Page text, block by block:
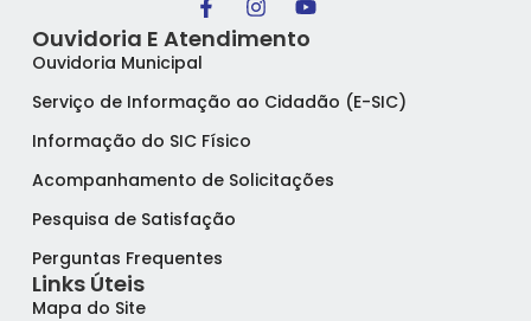
Ouvidoria E Atendimento
Ouvidoria Municipal
Serviço de Informação ao Cidadão (E-SIC)
Informação do SIC Físico
Acompanhamento de Solicitações
Pesquisa de Satisfação
Perguntas Frequentes
Links Úteis
Mapa do Site